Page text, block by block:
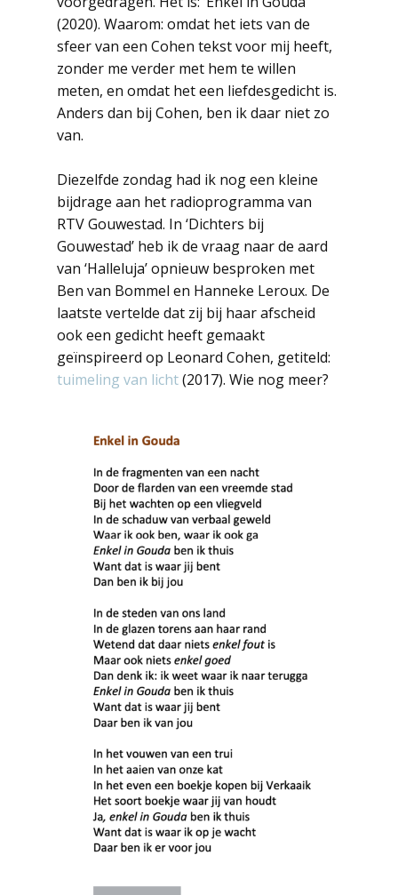
(2020). Waarom: omdat het iets van de
sfeer van een Cohen tekst voor mij heeft,
zonder me verder met hem te willen
meten, en omdat het een liefdesgedicht is.
Anders dan bij Cohen, ben ik daar niet zo
van.
Diezelfde zondag had ik nog een kleine
bijdrage aan het radioprogramma van
RTV Gouwestad. In ‘Dichters bij
Gouwestad’ heb ik de vraag naar de aard
van ‘Halleluja’ opnieuw besproken met
Ben van Bommel en Hanneke Leroux. De
laatste vertelde dat zij bij haar afscheid
ook een gedicht heeft gemaakt
geïnspireerd op Leonard Cohen, getiteld:
tuimeling van licht(2017). Wie nog meer?